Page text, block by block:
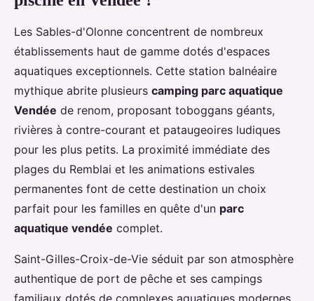
Les Sables-d'Olonne concentrent de nombreux
établissements haut de gamme dotés d'espaces
aquatiques exceptionnels. Cette station balnéaire
mythique abrite plusieurs camping parc aquatique
Vendée de renom, proposant toboggans géants,
rivières à contre-courant et pataugeoires ludiques
pour les plus petits. La proximité immédiate des
plages du Remblai et les animations estivales
permanentes font de cette destination un choix
parfait pour les familles en quête d'un parc
aquatique vendée complet.
Saint-Gilles-Croix-de-Vie séduit par son atmosphère
authentique de port de pêche et ses campings